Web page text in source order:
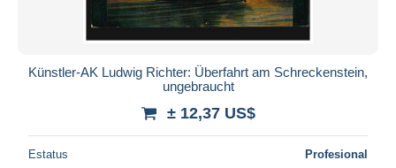
Künstler-AK Ludwig Richter: Überfahrt am Schreckenstein,
ungebraucht
± 12,37 US$
Estatus Profesional